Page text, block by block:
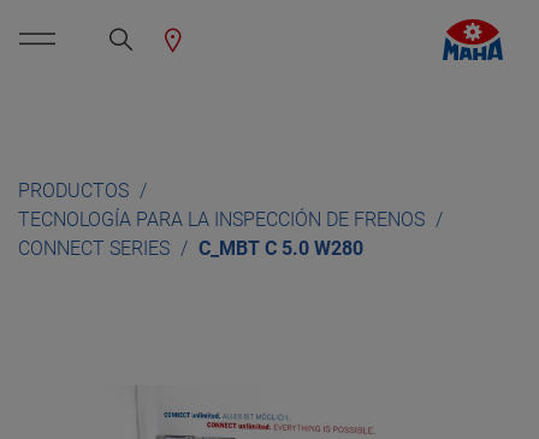
PRODUCTOS
TECNOLOGÍA PARA LA INSPECCIÓN DE FRENOS
CONNECT SERIES
C_MBT C 5.0 W280